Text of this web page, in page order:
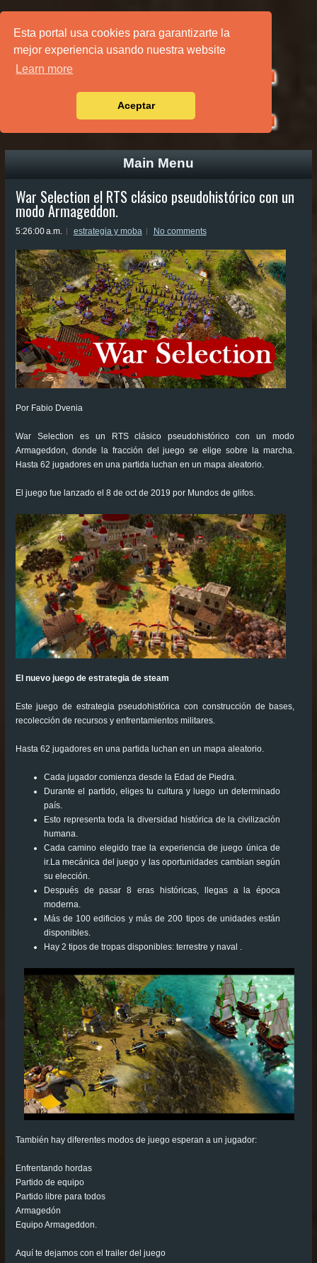
Esta portal usa cookies para garantizarte la
mejor experiencia usando nuestra website
Learn more
Aceptar
PÁGINA PRINCIPAL
Main Menu
War Selection el RTS clásico pseudohistórico con un
modo Armageddon.
5:26:00 a.m. estrategia y moba No comments
Por Fabio Dvenia
War Selection es un RTS clásico pseudohistórico con un modo
Armageddon, donde la fracción del juego se elige sobre la marcha.
Hasta 62 jugadores en una partida luchan en un mapa aleatorio.
El juego fue lanzado el 8 de oct de 2019 por Mundos de glifos.
El nuevo juego de estrategia de steam
Este juego de estrategia pseudohistórica con construcción de bases,
recolección de recursos y enfrentamientos militares.
Hasta 62 jugadores en una partida luchan en un mapa aleatorio.
Cada jugador comienza desde la Edad de Piedra.
Durante el partido, eliges tu cultura y luego un determinado
país.
Esto representa toda la diversidad histórica de la civilización
humana.
Cada camino elegido trae la experiencia de juego única de
ir.La mecánica del juego y las oportunidades cambian según
su elección.
Después de pasar 8 eras históricas, llegas a la época
moderna.
Más de 100 edificios y más de 200 tipos de unidades están
disponibles.
Hay 2 tipos de tropas disponibles: terrestre y naval .
También hay diferentes modos de juego esperan a un jugador:
Enfrentando hordas
Partido de equipo
Partido libre para todos
Armagedón
Equipo Armageddon.
Aquí te dejamos con el trailer del juego